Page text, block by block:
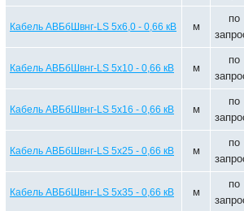
Кабель АВБбШвнг-LS 5х6,0 - 0,66 кВ м
по
Кабель АВБбШвнг-LS 5х10 - 0,66 кВ м
по
Кабель АВБбШвнг-LS 5х16 - 0,66 кВ м
по
Кабель АВБбШвнг-LS 5х25 - 0,66 кВ м
по
Кабель АВБбШвнг-LS 5х35 - 0,66 кВ м
по